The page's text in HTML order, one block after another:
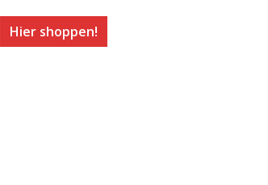
Hier shoppen!